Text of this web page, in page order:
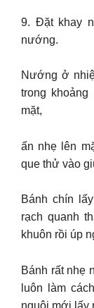
9. Đặt khay
nướng.
Nướng ở
trong
mặt,
ấn nhẹ lên
que thử vào
Bánh chín
rạch quanh
khuôn rồi úp
Bánh rất nhẹ
luôn làm
nguội mới lấy